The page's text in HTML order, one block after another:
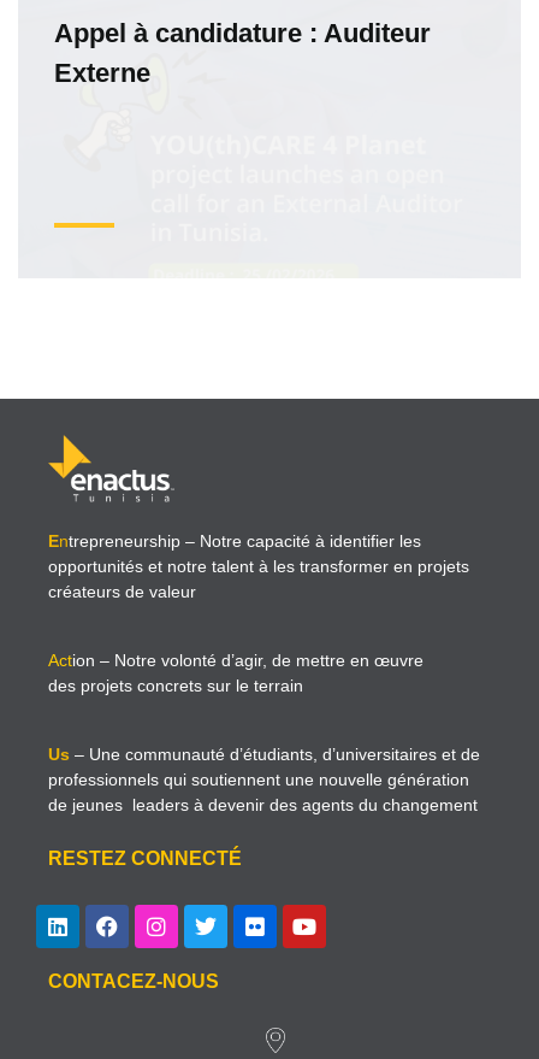
Appel à candidature : Auditeur
Externe
Entrepreneurship – Notre capacité à identifier les
opportunités et notre talent à les transformer en projets
créateurs de valeur
Action – Notre volonté d’agir, de mettre en œuvre
des projets concrets sur le terrain
Us – Une communauté d’étudiants, d’universitaires et de
professionnels qui soutiennent une nouvelle génération
de jeunes leaders à devenir des agents du changement
RESTEZ CONNECTÉ
CONTACEZ-NOUS